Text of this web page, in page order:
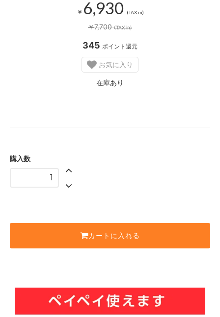
￥ 6,930 (TAX in)
￥7,700(TAX in)
345 ポイント還元
お気に入り
在庫あり
購入数
カートに入れる